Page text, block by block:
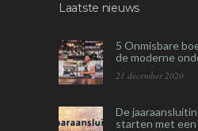
Laatste nieuws
5 Onmisbare
de moderne
21 december 2020
De
starten met